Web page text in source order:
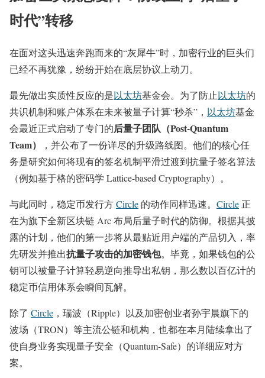
时代”转移
在面对这头迅速奔跑而来的“灰犀牛”时，加密行业的巨头们
已经不再犹豫，纷纷开始在底层协议上动刀。
最先做出实质性反应的是以太坊基金会。为了防止以太坊的
共识机制和账户体系在未来被量子计算“秒杀”， 以太坊基金
会最近正式启动了专门的后量子团队（Post-Quantum
Team）
，并公布了一份详尽的升级路线图。他们的核心任
务是研究如何将现有的签名机制平滑过渡到抗量子签名算法
（例如基于格的密码学 Lattice-based Cryptography）。
与此同时，稳定币发行方Circle 的动作同样迅速。 Circle 正
在为旗下全新区块链 Arc 布局后量子时代的防御。根据其披
露的计划，他们的第一步将从最贴近用户端的产品切入，率
先研发并推出抗量子攻击的加密钱包。毕竟，如果钱包的公
钥可以被量子计算轻易逆向推导出私钥，那么数以百亿计的
稳定币信用体系会瞬间瓦解。
除了 Circle ，瑞波（Ripple）以及加密创业者孙宇晨旗下的
波场（TRON）等主流公链和机构，也都在本月陆续拿出了
使自身业务实现量子安全（Quantum-Safe）的详细应对方
案。